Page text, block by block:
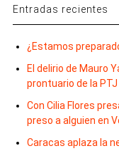
Entradas recientes
¿Estamos
El delirio de Mauro
prontuario de la
Con Cilia Flores
preso a alguien en
Caracas aplaza la